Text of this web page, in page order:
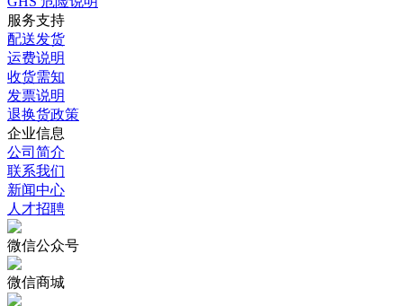
服务支持
配送发货
运费说明
收货需知
发票说明
退换货政策
企业信息
公司简介
联系我们
新闻中心
人才招聘
微信公众号
微信商城